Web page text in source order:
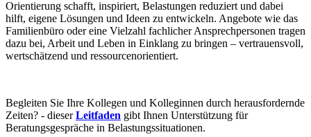
Orientierung schafft, inspiriert, Belastungen reduziert und dabei
hilft, eigene Lösungen und Ideen zu entwickeln. Angebote wie das
Familienbüro oder eine Vielzahl fachlicher Ansprechpersonen tragen
dazu bei, Arbeit und Leben in Einklang zu bringen – vertrauensvoll,
wertschätzend und ressourcenorientiert.
Begleiten Sie Ihre Kollegen und Kolleginnen durch herausfordernde
Zeiten? - dieserLeitfaden gibt Ihnen Unterstützung für
Beratungsgespräche in Belastungssituationen.